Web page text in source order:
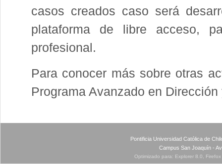
casos creados caso será
plataforma de libre acceso,
profesional.
Para conocer más sobre otras
Programa Avanzado en
Pontificia Universidad Católica de
Campus San Joaquín -
Optimizado para: Explorer 8.0,